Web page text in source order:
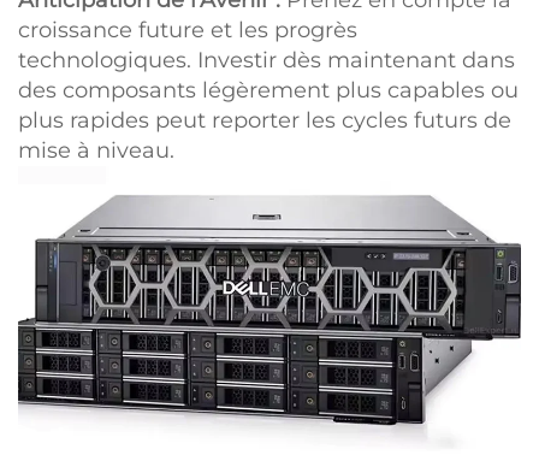
croissance future et les progrès
technologiques. Investir dès maintenant dans
des composants légèrement plus capables ou
plus rapides peut reporter les cycles futurs de
mise à niveau.